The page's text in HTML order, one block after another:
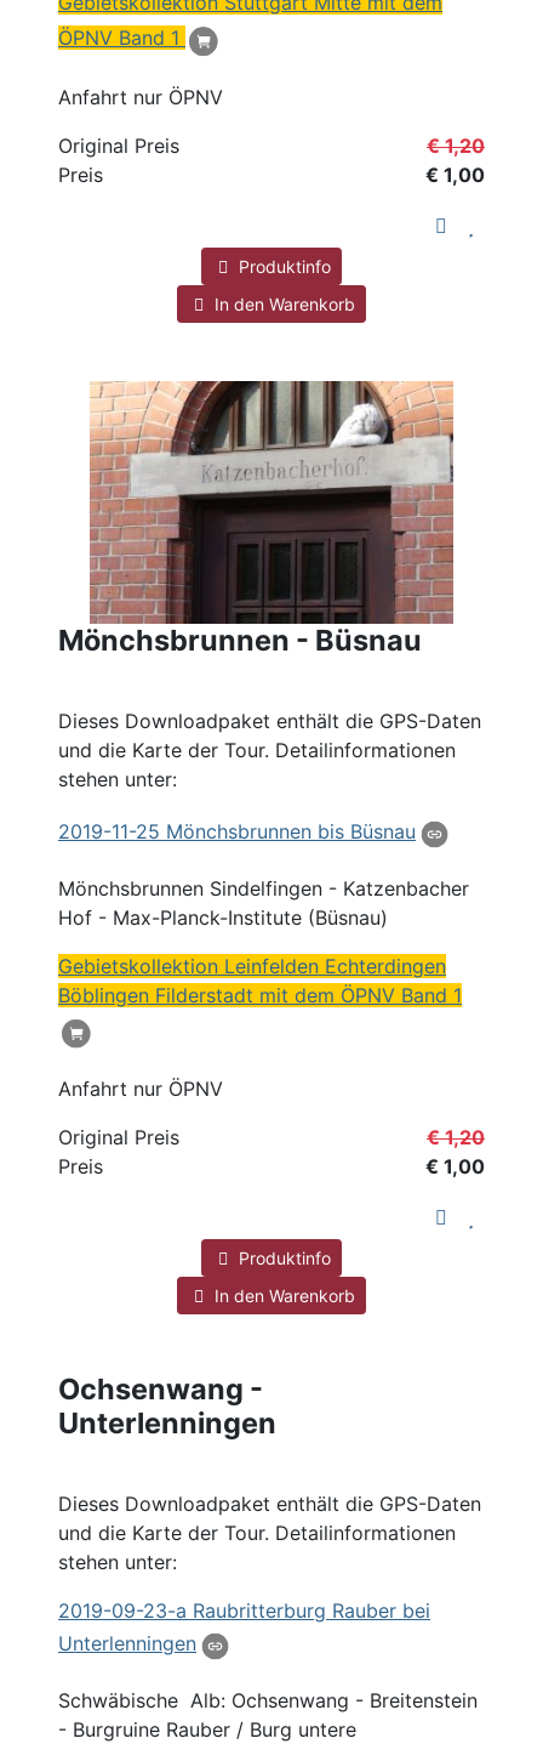
ÖPNV Band 1
Anfahrt nur ÖPNV
Original Preis
€ 1,20
Preis
€ 1,00
Produktinfo
In den Warenkorb
Mönchsbrunnen - Büsnau
Dieses Downloadpaket enthält die GPS-Daten
und die Karte der Tour. Detailinformationen
stehen unter:
2019-11-25 Mönchsbrunnen bis Büsnau
Mönchsbrunnen Sindelfingen - Katzenbacher
Hof - Max-Planck-Institute (Büsnau)
Gebietskollektion Leinfelden Echterdingen
Böblingen Filderstadt mit dem ÖPNV Band 1
Anfahrt nur ÖPNV
Original Preis
€ 1,20
Preis
€ 1,00
Produktinfo
In den Warenkorb
Ochsenwang -
Unterlenningen
Dieses Downloadpaket enthält die GPS-Daten
und die Karte der Tour. Detailinformationen
stehen unter:
2019-09-23-a Raubritterburg Rauber bei
Unterlenningen
Schwäbische Alb: Ochsenwang - Breitenstein
- Burgruine Rauber / Burg untere